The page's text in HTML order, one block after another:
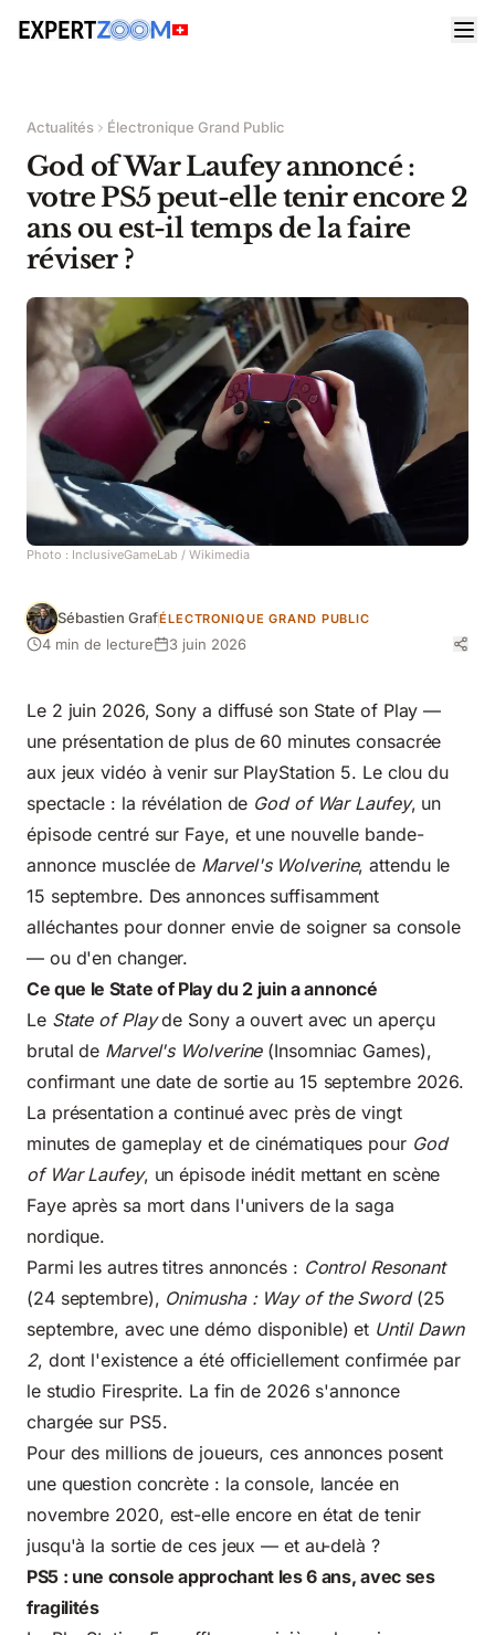
Actualités Électronique Grand Public
God of War Laufey annoncé :
votre PS5 peut-elle tenir encore 2
ans ou est-il temps de la faire
réviser ?
Photo : InclusiveGameLab / Wikimedia
Sébastien GrafÉLECTRONIQUE GRAND PUBLIC
4 min de lecture 3 juin 2026
Le 2 juin 2026, Sony a diffusé son State of Play —
une présentation de plus de 60 minutes consacrée
aux jeux vidéo à venir sur PlayStation 5. Le clou du
spectacle : la révélation de God of War Laufey, un
épisode centré sur Faye, et une nouvelle bande-
annonce musclée de Marvel's Wolverine, attendu le
15 septembre. Des annonces suffisamment
alléchantes pour donner envie de soigner sa console
— ou d'en changer.
Ce que le State of Play du 2 juin a annoncé
Le State of Playde Sony a ouvert avec un aperçu
brutal de Marvel's Wolverine(Insomniac Games),
confirmant une date de sortie au 15 septembre 2026.
La présentation a continué avec près de vingt
minutes de gameplay et de cinématiques pour God
of War Laufey, un épisode inédit mettant en scène
Faye après sa mort dans l'univers de la saga
nordique.
Parmi les autres titres annoncés : Control Resonant
(24 septembre), Onimusha : Way of the Sword(25
septembre, avec une démo disponible) et Until Dawn
2, dont l'existence a été officiellement confirmée par
le studio Firesprite. La fin de 2026 s'annonce
chargée sur PS5.
Pour des millions de joueurs, ces annonces posent
une question concrète : la console, lancée en
novembre 2020, est-elle encore en état de tenir
jusqu'à la sortie de ces jeux — et au-delà ?
PS5 : une console approchant les 6 ans, avec ses
fragilités